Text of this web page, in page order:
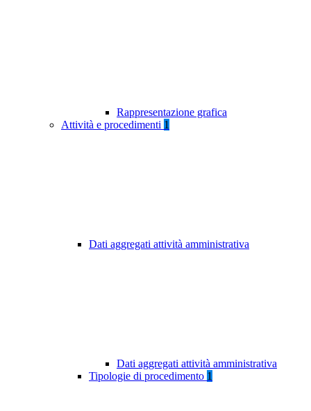
Rappresentazione grafica
Attività e procedimenti 1
Dati aggregati attività amministrativa
Dati aggregati attività amministrativa
Tipologie di procedimento 1